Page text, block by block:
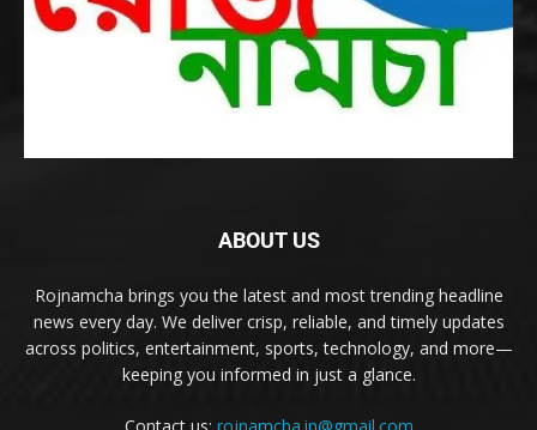
ABOUT US
Rojnamcha brings you the latest and most trending headline
news every day. We deliver crisp, reliable, and timely updates
across politics, entertainment, sports, technology, and more—
keeping you informed in just a glance.